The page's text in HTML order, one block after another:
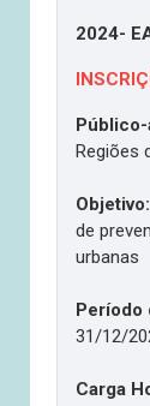
2024-
Público-
Regiões
de
urbanas
31/12/
Carga